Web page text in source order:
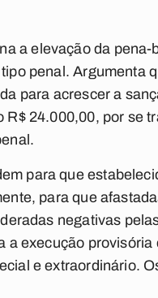
a elevação da
penal. Argumenta
para acrescer a
R$ 24.000,00, por se
para que
para que
negativas
a execução provisória
e extraordinário.